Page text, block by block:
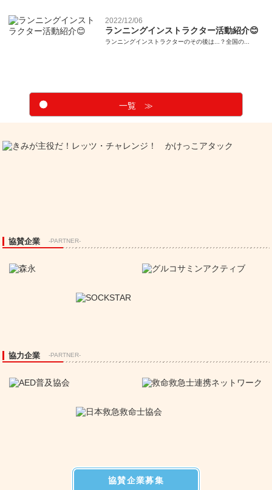
2022/12/06
ランニングインストラクター活動紹介😊
ランニングインストラクターのその後は...？全国の...
一覧 ≫
協賛企業 -PARTNER-
協力企業 -PARTNER-
協賛企業募集